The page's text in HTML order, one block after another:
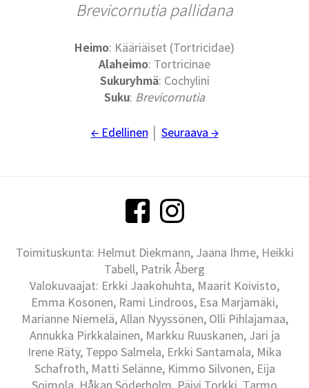
Brevicornutia pallidana
Heimo: Kääriäiset (Tortricidae)
Alaheimo: Tortricinae
Sukuryhmä: Cochylini
Suku: Brevicornutia
← Edellinen Seuraava →
Toimituskunta: Helmut Diekmann, Jaana Ihme, Heikki
Tabell, Patrik Åberg
Valokuvaajat: Erkki Jaakohuhta, Maarit Koivisto,
Emma Kosonen, Rami Lindroos, Esa Marjamäki,
Marianne Niemelä, Allan Nyyssönen, Olli Pihlajamaa,
Annukka Pirkkalainen, Markku Ruuskanen, Jari ja
Irene Räty, Teppo Salmela, Erkki Santamala, Mika
Schafroth, Matti Selänne, Kimmo Silvonen, Eija